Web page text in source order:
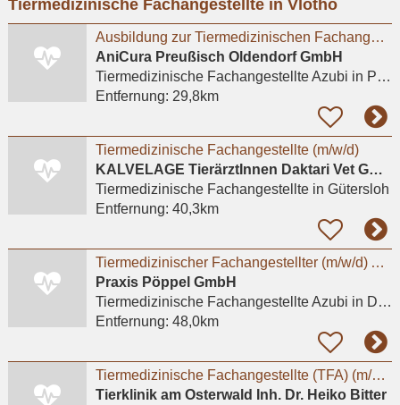
eingeben
Tiermedizinische Fachangestellte in Vlotho
Ausbildung zur Tiermedizinischen Fachangestellten (m/w/d) Preußisch Oldendorf
AniCura Preußisch Oldendorf GmbH
Tiermedizinische Fachangestellte Azubi in Preußisch Oldendorf, Harlinghausen
Entfernung: 29,8km
Tiermedizinische Fachangestellte (m/w/d)
KALVELAGE TierärztInnen Daktari Vet GmbH
Tiermedizinische Fachangestelltein Gütersloh
Entfernung: 40,3km
Tiermedizinischer Fachangestellter (m/w/d) Ausbildung 2026
Praxis Pöppel GmbH
Tiermedizinische Fachangestellte Azubi in Delbrück, Anreppen
Entfernung: 48,0km
Tiermedizinische Fachangestellte (TFA) (m/w/d)
Tierklinik am Osterwald Inh. Dr. Heiko Bitter